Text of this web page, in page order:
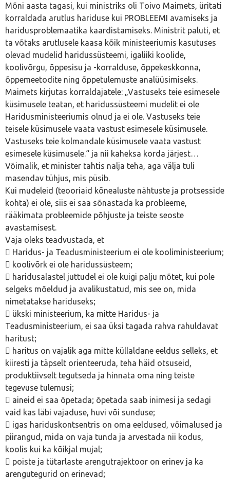
Mõni aasta tagasi, kui ministriks oli Toivo Maimets, üritati
korraldada arutlus hariduse kui PROBLEEMI avamiseks ja
haridusproblemaatika kaardistamiseks. Ministrit paluti, et
ta võtaks arutlusele kaasa kõik ministeeriumis kasutuses
olevad mudelid haridussüsteemi, igaliiki koolide,
koolivõrgu, õppesisu ja -korralduse, õppekeskkonna,
õppemeetodite ning õppetulemuste analüüsimiseks.
Maimets kirjutas korraldajatele: „Vastuseks teie esimesele
küsimusele teatan, et haridussüsteemi mudelit ei ole
Haridusministeeriumis olnud ja ei ole. Vastuseks teie
teisele küsimusele vaata vastust esimesele küsimusele.
Vastuseks teie kolmandale küsimusele vaata vastust
esimesele küsimusele.“ ja nii kaheksa korda järjest…
Võimalik, et minister tahtis nalja teha, aga välja tuli
masendav tühjus, mis püsib.
Kui mudeleid (teooriaid kõnealuste nähtuste ja protsesside
kohta) ei ole, siis ei saa sõnastada ka probleeme,
rääkimata probleemide põhjuste ja teiste seoste
avastamisest.
Vaja oleks teadvustada, et
 Haridus- ja Teadusministeerium ei ole kooliministeerium;
 koolivõrk ei ole haridussüsteem;
 haridusalastel juttudel ei ole kuigi palju mõtet, kui pole
selgeks mõeldud ja avalikustatud, mis see on, mida
nimetatakse hariduseks;
 ükski ministeerium, ka mitte Haridus- ja
Teadusministeerium, ei saa üksi tagada rahva rahuldavat
haritust;
 haritus on vajalik aga mitte küllaldane eeldus selleks, et
kiiresti ja täpselt orienteeruda, teha häid otsuseid,
produktiivselt tegutseda ja hinnata oma ning teiste
tegevuse tulemusi;
 aineid ei saa õpetada; õpetada saab inimesi ja sedagi
vaid kas läbi vajaduse, huvi või sunduse;
 igas hariduskontsentris on oma eeldused, võimalused ja
piirangud, mida on vaja tunda ja arvestada nii kodus,
koolis kui ka kõikjal mujal;
 poiste ja tütarlaste arengutrajektoor on erinev ja ka
arengutegurid on erinevad;